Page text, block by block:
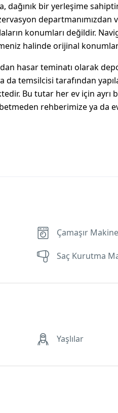
dağınık bir yerleşime
konumları değildir.
halinde orijinal
hasar teminatı olarak
da temsilcisi tarafından
Bu tutar her ev için ayrı
rehberimize ya da
Çamaşır
Saç Kurutma
Yaşlılar